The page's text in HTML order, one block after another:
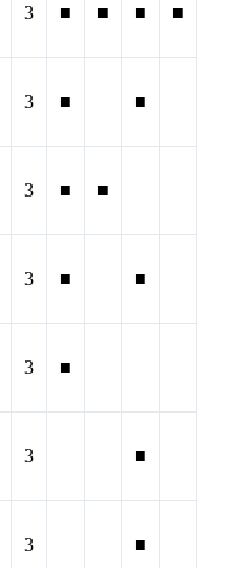
3 ■ ■ ■ ■
3 ■ ■
3 ■ ■
3 ■ ■
3 ■
3 ■
3 ■